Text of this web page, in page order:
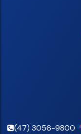
(47) 3056-9800